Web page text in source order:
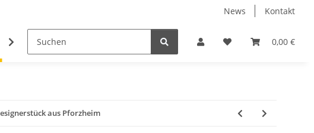
News Kontakt
0,00 €
Fundgrube Neuware Schmuck
aus Pforzheim